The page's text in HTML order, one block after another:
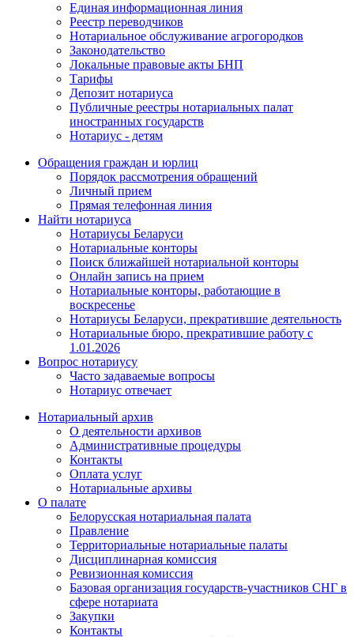
Единая информационная линия
Реестр переводчиков
Нотариальное обслуживание агрогородков
Законодательство
Локальные правовые акты БНП
Тарифы
Депозит нотариуса
Публичные реестры нотариальных палат
иностранных государств
Нотариус - детям
Обращения граждан и юрлиц
Порядок рассмотрения обращений
Личный прием
Прямая телефонная линия
Найти нотариуса
Нотариусы Беларуси
Нотариальные конторы
Поиск ближайшей нотариальной конторы
Онлайн запись на прием
Нотариальные конторы, работающие в
воскресенье
Нотариусы Беларуси, прекратившие деятельность
Нотариальные бюро, прекратившие работу с
1.01.2026
Вопрос нотариусу
Часто задаваемые вопросы
Нотариус отвечает
Нотариальный архив
О деятельности архивов
Административные процедуры
Контакты
Оплата услуг
Нотариальные архивы
О палате
Белорусская нотариальная палата
Правление
Территориальные нотариальные палаты
Дисциплинарная комиссия
Ревизионная комиссия
Базовая организация государств-участников СНГ в
сфере нотариата
Закупки
Контакты